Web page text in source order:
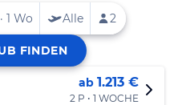
ab 1.213 €
2 P • 1 WOCHE